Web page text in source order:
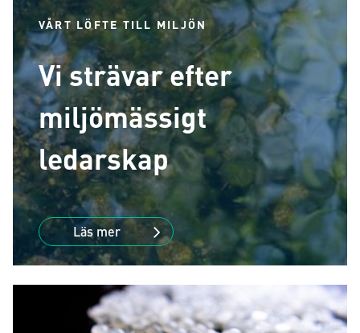
VÅRT LÖFTE TILL MILJÖN
Vi strävar efter
miljömässigt
ledarskap
Läs mer